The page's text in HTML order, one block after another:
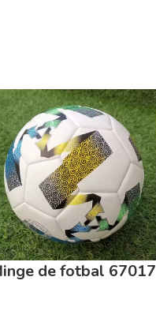
de fotbal 67017